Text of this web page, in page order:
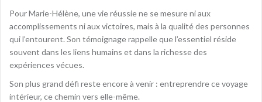
Pour Marie-Hélène, une vie réussie ne se mesure ni aux
accomplissements ni aux victoires, mais à la qualité des personnes
qui l’entourent. Son témoignage rappelle que l’essentiel réside
souvent dans les liens humains et dans la richesse des
expériences vécues.
Son plus grand défi reste encore à venir : entreprendre ce voyage
intérieur, ce chemin vers elle-même.